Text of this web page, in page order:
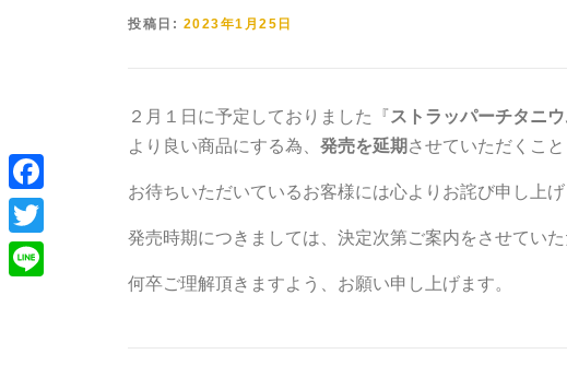
投稿日: 2023年1月25日
２月１日に予定しておりました『 ストラッパーチタニ
より良い商品にする為、 発売を延期 させていただくこと
お待ちいただいているお客様には心よりお詫び申し上げ
発売時期につきましては、決定次第ご案内をさせていた
何卒ご理解頂きますよう、お願い申し上げます。
Facebook
Twitter